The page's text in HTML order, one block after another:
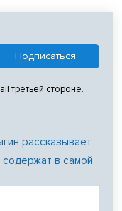
третьей стороне.
рассказывает
содержат в самой